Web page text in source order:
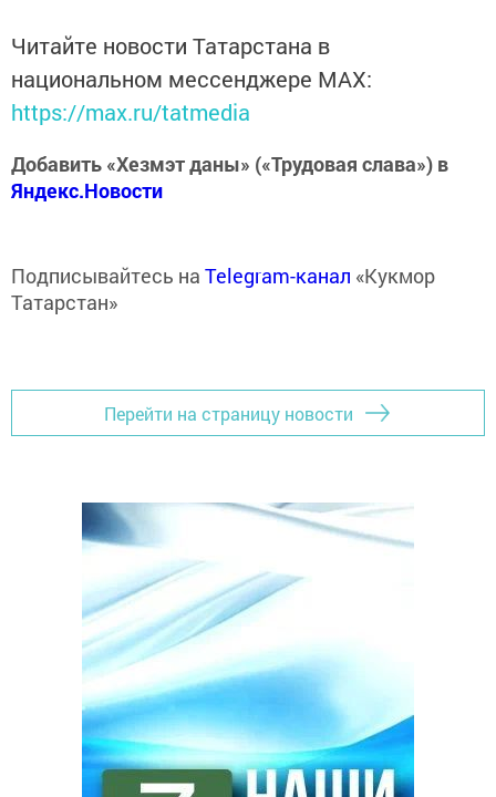
Читайте новости Татарстана в
национальном мессенджере MАХ:
https://max.ru/tatmedia
Добавить «Хезмэт даны» («Трудовая слава») в
Яндекс.Новости
Подписывайтесь на Telegram-канал «Кукмор
Татарстан»
Перейти на страницу новости